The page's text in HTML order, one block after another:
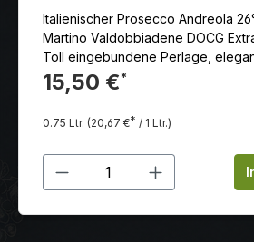
Italienischer Prosecco Andreola
Martino Valdobbiadene DOCG
Toll eingebundene Perlage,
mit knackigem Finale und frischem
15,50 €*
0.75 Ltr. (20,67 €* / 1 Ltr.)
Produkt Anzahl: